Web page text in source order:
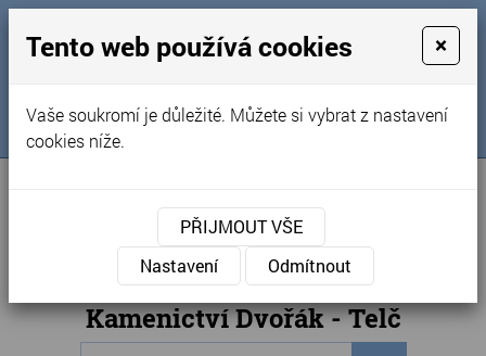
Obchodní podmínky
Kontakty
Naše kamenictví
Sledujte nás na FB
Internetový obchod
Kamenictví Dvořák - Telč
Tento web používá cookies ×
Vaše soukromí je důležité. Můžete si vybrat z nastavení
cookies níže.
PŘIJMOUT VŠE
Nastavení
Odmítnout